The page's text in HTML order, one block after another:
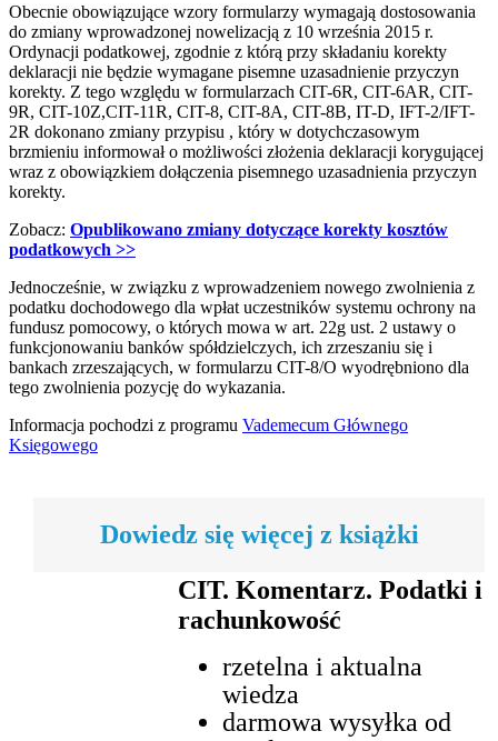
Obecnie obowiązujące wzory formularzy wymagają dostosowania
do zmiany wprowadzonej nowelizacją z 10 września 2015 r.
Ordynacji podatkowej, zgodnie z którą przy składaniu korekty
deklaracji nie będzie wymagane pisemne uzasadnienie przyczyn
korekty. Z tego względu w formularzach CIT-6R, CIT-6AR, CIT-
9R, CIT-10Z,CIT-11R, CIT-8, CIT-8A, CIT-8B, IT-D, IFT-2/IFT-
2R dokonano zmiany przypisu , który w dotychczasowym
brzmieniu informował o możliwości złożenia deklaracji korygującej
wraz z obowiązkiem dołączenia pisemnego uzasadnienia przyczyn
korekty.
Zobacz: Opublikowano zmiany dotyczące korekty kosztów
podatkowych >>
Jednocześnie, w związku z wprowadzeniem nowego zwolnienia z
podatku dochodowego dla wpłat uczestników systemu ochrony na
fundusz pomocowy, o których mowa w art. 22g ust. 2 ustawy o
funkcjonowaniu banków spółdzielczych, ich zrzeszaniu się i
bankach zrzeszających, w formularzu CIT-8/O wyodrębniono dla
tego zwolnienia pozycję do wykazania.
Informacja pochodzi z programu Vademecum Głównego
Księgowego
Dowiedz się więcej z książki
CIT. Komentarz. Podatki i
rachunkowość
rzetelna i aktualna
wiedza
darmowa wysyłka od